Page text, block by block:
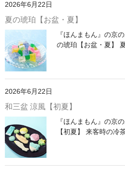
2026年6月22日
夏の琥珀【お盆・夏】
『ほんまもん』の京
の琥珀【お盆・夏】
2026年6月22日
和三盆 涼風【初夏】
『ほんまもん』の京
【初夏】 来客時の